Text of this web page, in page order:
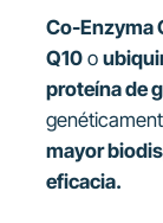
Co-Enzyma
Q10o
proteína de
mayor
eficacia.